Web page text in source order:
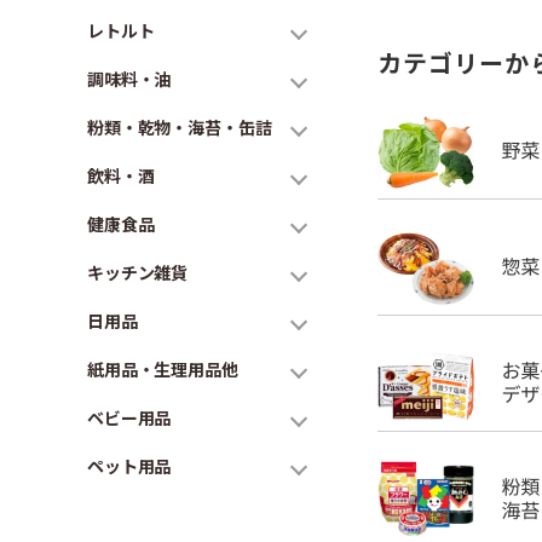
レトルト
調味料・油
粉類・乾物・海苔・缶詰
飲料・酒
健康食品
キッチン雑貨
日用品
紙用品・生理用品他
ベビー用品
ペット用品
カテゴリーか